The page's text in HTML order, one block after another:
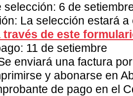
selección: 6 de
La selección estará a
través de este
11 de setiembre
enviará una factura
y abonarse en
de pago en el